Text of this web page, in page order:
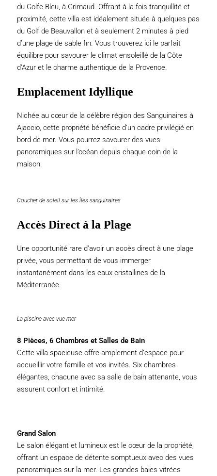
du Golfe Bleu, à Grimaud. Offrant à la fois tranquillité et
proximité, cette villa est idéalement située à quelques pas
du Golf de Beauvallon et à seulement 2 minutes à pied
d’une plage de sable fin. Vous trouverez ici le parfait
équilibre pour savourer le climat ensoleillé de la Côte
d’Azur et le charme authentique de la Provence.
Emplacement Idyllique
Nichée au cœur de la célèbre région des Sanguinaires à
Ajaccio, cette propriété bénéficie d’un cadre privilégié en
bord de mer. Vous pourrez savourer des vues
panoramiques sur l’océan depuis chaque coin de la
maison.
Coucher de soleil sur les îles sanguinaires
Accès Direct à la Plage
Une opportunité rare d’avoir un accès direct à une plage
privée, vous permettant de vous immerger
instantanément dans les eaux cristallines de la
Méditerranée.
La piscine avec vue mer
8 Pièces, 6 Chambres et Salles de Bain
Cette villa spacieuse offre amplement d’espace pour
accueillir votre famille et vos invités. Six chambres
élégantes, chacune avec sa salle de bain attenante, vous
assurent confort et intimité.
Grand Salon
Le salon élégant et lumineux est le cœur de la propriété,
offrant un espace de détente somptueux avec des vues
panoramiques sur la mer. Les grandes baies vitrées